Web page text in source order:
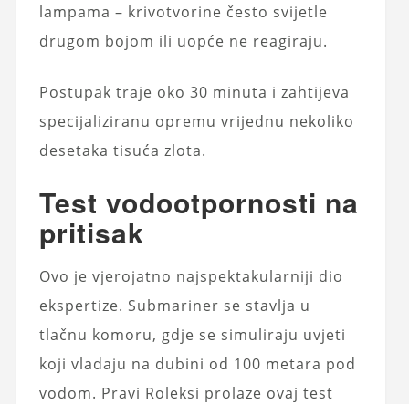
lampama – krivotvorine često svijetle
drugom bojom ili uopće ne reagiraju.
Postupak traje oko 30 minuta i zahtijeva
specijaliziranu opremu vrijednu nekoliko
desetaka tisuća zlota.
Test vodootpornosti na
pritisak
Ovo je vjerojatno najspektakularniji dio
ekspertize. Submariner se stavlja u
tlačnu komoru, gdje se simuliraju uvjeti
koji vladaju na dubini od 100 metara pod
vodom. Pravi Roleksi prolaze ovaj test